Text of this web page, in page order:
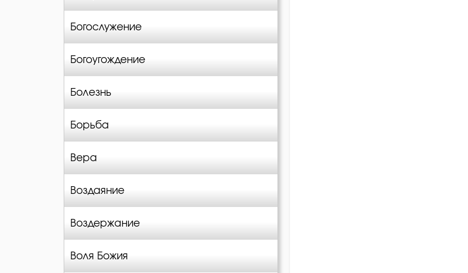
Богослужение
Богоугождение
Болезнь
Борьба
Вера
Воздаяние
Воздержание
Воля Божия